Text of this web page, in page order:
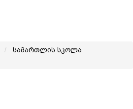
სამართლის სკოლა